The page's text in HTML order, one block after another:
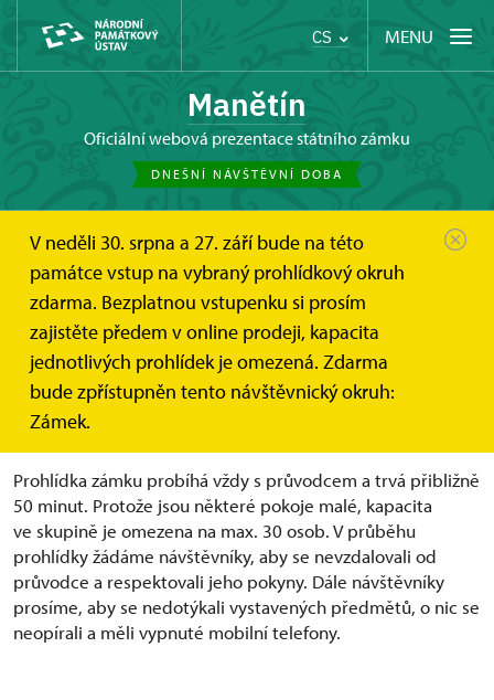
CS MENU
Manětín
oficiální webová prezentace státního zámku
DNEŠNÍ NÁVŠTĚVNÍ DOBA
V neděli 30. srpna a 27. září bude na této
památce vstup na vybraný prohlídkový okruh
zdarma. Bezplatnou vstupenku si prosím
zajistěte předem v online prodeji, kapacita
jednotlivých prohlídek je omezená. Zdarma
bude zpřístupněn tento návštěvnický okruh:
Zámek.
Manětín Informace pro návštěvníky
Informace pro návštěvníky
Prohlídka zámku probíhá vždy s průvodcem a trvá přibližně
50 minut. Protože jsou některé pokoje malé, kapacita
ve skupině je omezena na max. 30 osob. V průběhu
prohlídky žádáme návštěvníky, aby se nevzdalovali od
průvodce a respektovali jeho pokyny. Dále návštěvníky
prosíme, aby se nedotýkali vystavených předmětů, o nic se
neopírali a měli vypnuté mobilní telefony.